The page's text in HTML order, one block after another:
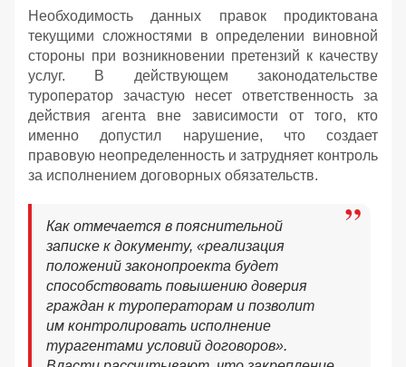
Необходимость данных правок продиктована
текущими сложностями в определении виновной
стороны при возникновении претензий к качеству
услуг. В действующем законодательстве
туроператор зачастую несет ответственность за
действия агента вне зависимости от того, кто
именно допустил нарушение, что создает
правовую неопределенность и затрудняет контроль
за исполнением договорных обязательств.
Как отмечается в пояснительной
записке к документу, «реализация
положений законопроекта будет
способствовать повышению доверия
граждан к туроператорам и позволит
им контролировать исполнение
турагентами условий договоров».